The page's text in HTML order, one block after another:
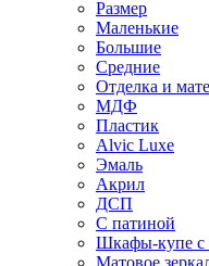
Размер
Маленькие
Большие
Средние
Отделка и
МДФ
Пластик
Alvic Luxe
Эмаль
Акрил
ДСП
С патиной
Шкафы-купе с
Матовое